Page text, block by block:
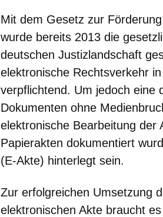
Mit dem Gesetz zur
wurde bereits 2013 die
deutschen Justizlandschaft
elektronische Rechtsverkehr
verpflichtend. Um jedoch eine
Dokumenten ohne
elektronische Bearbeitung der
Papierakten dokumentiert
(E-Akte) hinterlegt sein.
Zur erfolgreichen Umsetzung
elektronischen Akte braucht